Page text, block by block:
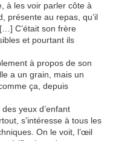
à les voir parler côte à
présente au repas, qu’il
C’était son frère
et pourtant ils
à propos de son
a un grain, mais un
ça, depuis
yeux d’enfant
s’intéresse à tous les
On le voit, l’œil